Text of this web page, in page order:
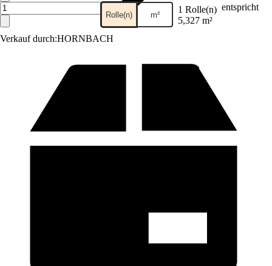
Verkauf durch:HORNBACH
Rolle(n) m² 1 Rolle(n) entspricht
5,327 m²